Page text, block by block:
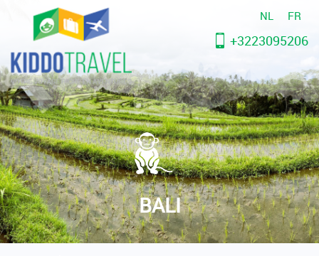
NL FR
+3223095206
BALI